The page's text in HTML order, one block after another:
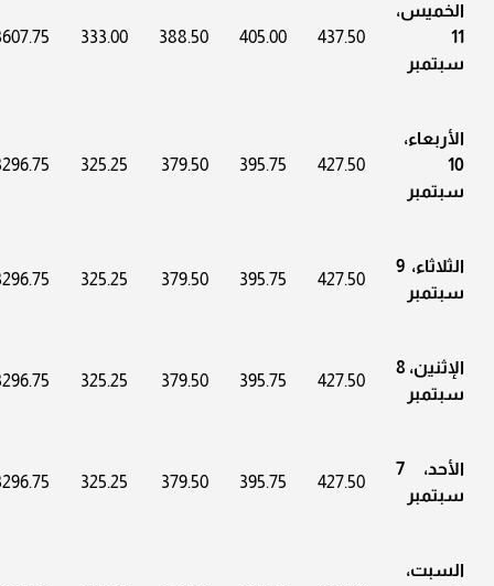
الخميس،
11
سبتمبر
437.50
405.00
388.50
333.00
الأربعاء،
10
سبتمبر
427.50
395.75
379.50
325.25
الثلاثاء، 9
سبتمبر
427.50
395.75
379.50
325.25
الإثنين، 8
سبتمبر
427.50
395.75
379.50
325.25
الأحد، 7
سبتمبر
427.50
395.75
379.50
325.25
السبت،